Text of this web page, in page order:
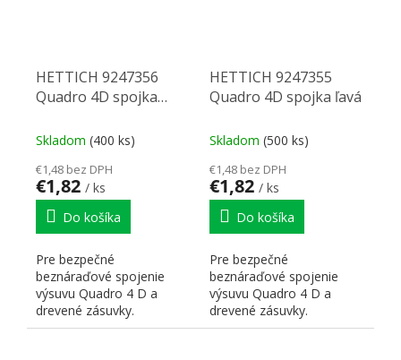
HETTICH 9247356
Quadro 4D spojka
Skladom (400 ks)
€1,48 bez DPH
€1,82 / ks
Do košíka
Pre bezpečné
beznáraďové spojenie
výsuvu Quadro 4 D a
drevené zásuvky.
Beznáraďové nastavenie
HETTICH 9247355
Quadro 4D spojka ľavá
Skladom (500 ks)
€1,48 bez DPH
€1,82 / ks
Do košíka
Pre bezpečné
beznáraďové spojenie
výsuvu Quadro 4 D a
drevené zásuvky.
Beznáraďové nastavenie